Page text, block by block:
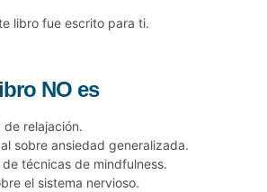
libro fue escrito para ti.
NO es
de relajación.
sobre ansiedad generalizada.
técnicas de mindfulness.
el sistema nervioso.